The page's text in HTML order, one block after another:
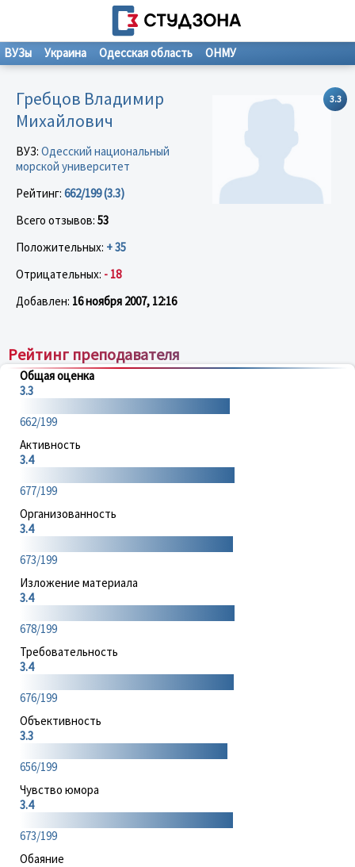
ВУЗы Украина Одесская область ОНМУ
3.3
Гребцов Владимир
Михайлович
ВУЗ: Одесский национальный
морской университет
Рейтинг: 662/199 (3.3)
Всего отзывов: 53
Положительных: + 35
Отрицательных: - 18
Добавлен: 16 ноября 2007, 12:16
Рейтинг преподавателя
Общая оценка
3.3
662/199
Активность
3.4
677/199
Организованность
3.4
673/199
Изложение материала
3.4
678/199
Требовательность
3.4
676/199
Объективность
3.3
656/199
Чувство юмора
3.4
673/199
Обаяние